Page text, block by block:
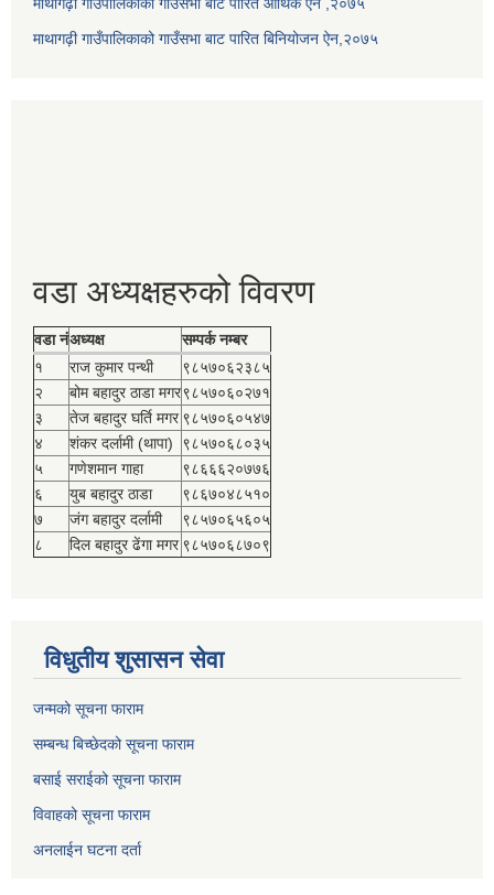
माथागढ़ी गाउँपालिकाको गाउँसभा बाट पारित आर्थिक ऐन ,२०७५
माथागढ़ी गाउँपालिकाको गाउँसभा बाट पारित बिनियोजन ऐन,२०७५
वडा अध्यक्षहरुको विवरण
वडा नंअध्यक्ष
सम्पर्क नम्बर
१
राज कुमार पन्थी
९८५७०६२३८५
२
बोम बहादुर ठाडा मगर९८५७०६०२७१
३
तेज बहादुर घर्ति मगर ९८५७०६०५४७
४
शंकर दर्लामी (थापा)
९८५७०६८०३५
५
गणेशमान गाहा
९८६६६२०७७६
६
युब बहादुर ठाडा
९८६७०४८५१०
७
जंग बहादुर दर्लामी
९८५७०६५६०५
८
दिल बहादुर ढेंगा मगर ९८५७०६८७०९
विधुतीय शुसासन सेवा
जन्मको सूचना फाराम
सम्बन्ध बिच्छेदको सूचना फाराम
बसाई सराईको सूचना फाराम
विवाहको सूचना फाराम
अनलाईन घटना दर्ता